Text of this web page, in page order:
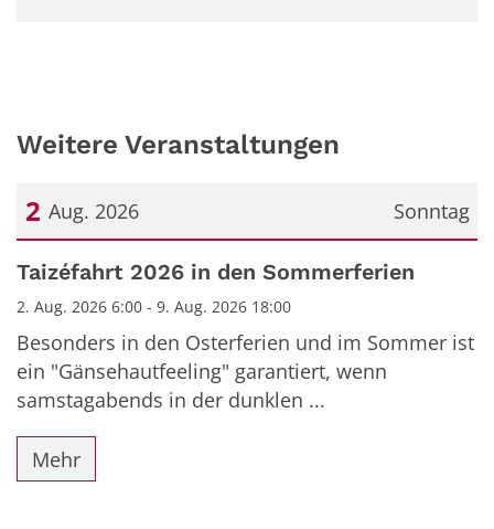
Weitere Veranstaltungen
Sonntag
2 Aug. 2026
Datum: 2. August 2026
Taizéfahrt 2026 in den Sommerferien
2. Aug. 2026 6:00 - 9. Aug. 2026 18:00
Besonders in den Osterferien und im Sommer ist
ein "Gänsehautfeeling" garantiert, wenn
samstagabends in der dunklen ...
Mehr